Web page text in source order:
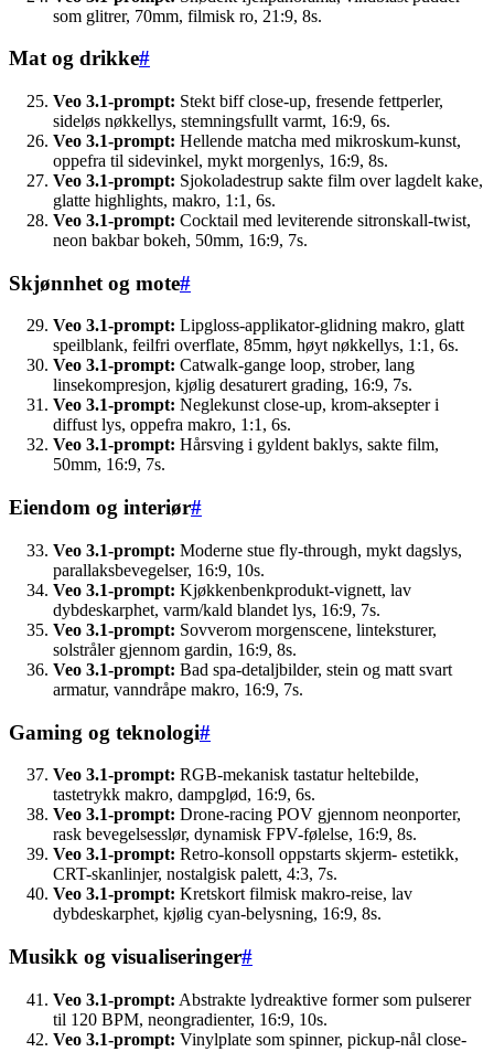
som glitrer, 70mm, filmisk ro, 21:9, 8s.
Mat og drikke#
Veo 3.1-prompt: Stekt biff close-up, fresende fettperler,
sideløs nøkkellys, stemningsfullt varmt, 16:9, 6s.
Veo 3.1-prompt: Hellende matcha med mikroskum-kunst,
oppefra til sidevinkel, mykt morgenlys, 16:9, 8s.
Veo 3.1-prompt: Sjokoladestrup sakte film over lagdelt kake,
glatte highlights, makro, 1:1, 6s.
Veo 3.1-prompt: Cocktail med leviterende sitronskall-twist,
neon bakbar bokeh, 50mm, 16:9, 7s.
Skjønnhet og mote#
Veo 3.1-prompt: Lipgloss-applikator-glidning makro, glatt
speilblank, feilfri overflate, 85mm, høyt nøkkellys, 1:1, 6s.
Veo 3.1-prompt: Catwalk-gange loop, strober, lang
linsekompresjon, kjølig desaturert grading, 16:9, 7s.
Veo 3.1-prompt: Neglekunst close-up, krom-aksepter i
diffust lys, oppefra makro, 1:1, 6s.
Veo 3.1-prompt: Hårsving i gyldent baklys, sakte film,
50mm, 16:9, 7s.
Eiendom og interiør#
Veo 3.1-prompt: Moderne stue fly-through, mykt dagslys,
parallaksbevegelser, 16:9, 10s.
Veo 3.1-prompt: Kjøkkenbenkprodukt-vignett, lav
dybdeskarphet, varm/kald blandet lys, 16:9, 7s.
Veo 3.1-prompt: Sovverom morgenscene, linteksturer,
solstråler gjennom gardin, 16:9, 8s.
Veo 3.1-prompt: Bad spa-detaljbilder, stein og matt svart
armatur, vanndråpe makro, 16:9, 7s.
Gaming og teknologi#
Veo 3.1-prompt: RGB-mekanisk tastatur heltebilde,
tastetrykk makro, dampglød, 16:9, 6s.
Veo 3.1-prompt: Drone-racing POV gjennom neonporter,
rask bevegelsesslør, dynamisk FPV-følelse, 16:9, 8s.
Veo 3.1-prompt: Retro-konsoll oppstarts skjerm- estetikk,
CRT-skanlinjer, nostalgisk palett, 4:3, 7s.
Veo 3.1-prompt: Kretskort filmisk makro-reise, lav
dybdeskarphet, kjølig cyan-belysning, 16:9, 8s.
Musikk og visualiseringer#
Veo 3.1-prompt: Abstrakte lydreaktive former som pulserer
til 120 BPM, neongradienter, 16:9, 10s.
Veo 3.1-prompt: Vinylplate som spinner, pickup-nål close-